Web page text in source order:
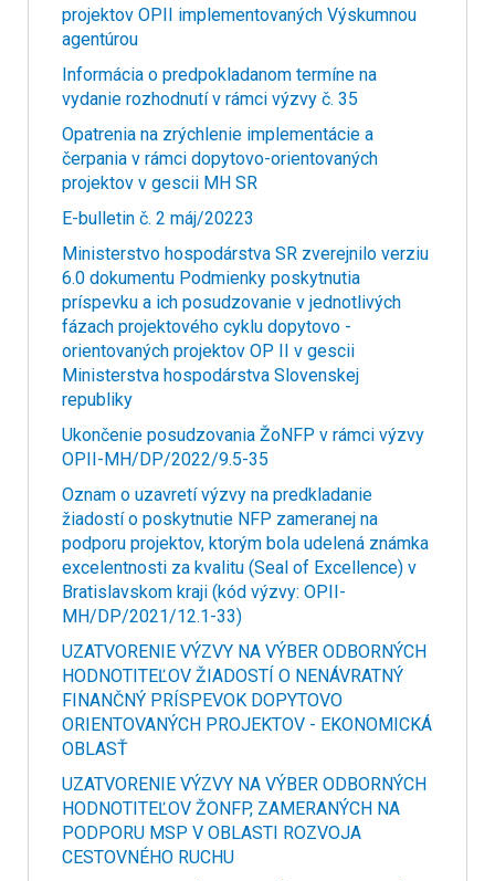
projektov OPII implementovaných Výskumnou
agentúrou
Informácia o predpokladanom termíne na
vydanie rozhodnutí v rámci výzvy č. 35
Opatrenia na zrýchlenie implementácie a
čerpania v rámci dopytovo-orientovaných
projektov v gescii MH SR
E-bulletin č. 2 máj/20223
Ministerstvo hospodárstva SR zverejnilo verziu
6.0 dokumentu Podmienky poskytnutia
príspevku a ich posudzovanie v jednotlivých
fázach projektového cyklu dopytovo -
orientovaných projektov OP II v gescii
Ministerstva hospodárstva Slovenskej
republiky
Ukončenie posudzovania ŽoNFP v rámci výzvy
OPII-MH/DP/2022/9.5-35
Oznam o uzavretí výzvy na predkladanie
žiadostí o poskytnutie NFP zameranej na
podporu projektov, ktorým bola udelená známka
excelentnosti za kvalitu (Seal of Excellence) v
Bratislavskom kraji (kód výzvy: OPII-
MH/DP/2021/12.1-33)
UZATVORENIE VÝZVY NA VÝBER ODBORNÝCH
HODNOTITEĽOV ŽIADOSTÍ O NENÁVRATNÝ
FINANČNÝ PRÍSPEVOK DOPYTOVO
ORIENTOVANÝCH PROJEKTOV - EKONOMICKÁ
OBLASŤ
UZATVORENIE VÝZVY NA VÝBER ODBORNÝCH
HODNOTITEĽOV ŽONFP, ZAMERANÝCH NA
PODPORU MSP V OBLASTI ROZVOJA
CESTOVNÉHO RUCHU